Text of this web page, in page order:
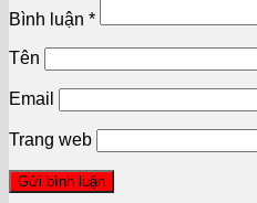
Bình luận *
Tên
Email
Trang web